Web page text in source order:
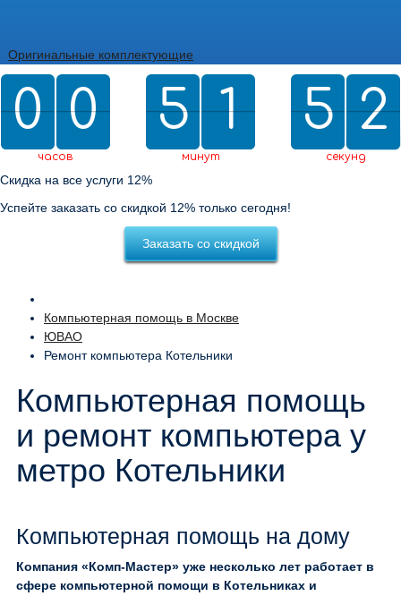
Оригинальные комплектующие
0
0 0
0
часов
5
5 2
1
1
2
минут
0
5
5
0 2
1
1
2
секунд
Скидка на все услуги 12%
Успейте заказать со скидкой 12% только сегодня!
Заказать со скидкой
Компьютерная помощь в Москве
ЮВАО
Ремонт компьютера Котельники
Компьютерная помощь
и ремонт компьютера у
метро Котельники
Компьютерная помощь на дому
Компания «Комп-Мастер» уже несколько лет работает в
сфере компьютерной помощи в Котельниках и